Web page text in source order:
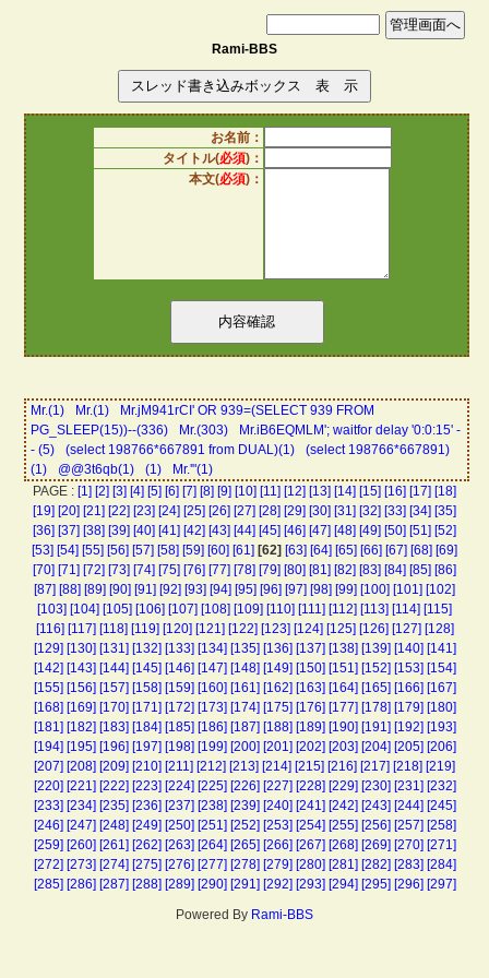
Rami-BBS
お名前：
タイトル(必須)：
本文(必須)：
Mr.(1) Mr.(1)
Mr.jM941rCI' OR 939=(SELECT 939 FROM
PG_SLEEP(15))--(336)
Mr.(303)
Mr.iB6EQMLM'; waitfor delay '0:0:15' -
- (5)
(select 198766*667891 from DUAL)(1)
(select 198766*667891)
(1)
@@3t6qb(1) (1)
Mr.'"(1)
PAGE : [1] [2] [3] [4] [5] [6] [7] [8] [9] [10] [11] [12] [13] [14] [15] [16] [17] [18]
[19] [20] [21] [22] [23] [24] [25] [26] [27] [28] [29] [30] [31] [32] [33] [34] [35]
[36] [37] [38] [39] [40] [41] [42] [43] [44] [45] [46] [47] [48] [49] [50] [51] [52]
[53] [54] [55] [56] [57] [58] [59] [60] [61] [62] [63] [64] [65] [66] [67] [68] [69]
[70] [71] [72] [73] [74] [75] [76] [77] [78] [79] [80] [81] [82] [83] [84] [85] [86]
[87] [88] [89] [90] [91] [92] [93] [94] [95] [96] [97] [98] [99] [100] [101] [102]
[103] [104] [105] [106] [107] [108] [109] [110] [111] [112] [113] [114] [115]
[116] [117] [118] [119] [120] [121] [122] [123] [124] [125] [126] [127] [128]
[129] [130] [131] [132] [133] [134] [135] [136] [137] [138] [139] [140] [141]
[142] [143] [144] [145] [146] [147] [148] [149] [150] [151] [152] [153] [154]
[155] [156] [157] [158] [159] [160] [161] [162] [163] [164] [165] [166] [167]
[168] [169] [170] [171] [172] [173] [174] [175] [176] [177] [178] [179] [180]
[181] [182] [183] [184] [185] [186] [187] [188] [189] [190] [191] [192] [193]
[194] [195] [196] [197] [198] [199] [200] [201] [202] [203] [204] [205] [206]
[207] [208] [209] [210] [211] [212] [213] [214] [215] [216] [217] [218] [219]
[220] [221] [222] [223] [224] [225] [226] [227] [228] [229] [230] [231] [232]
[233] [234] [235] [236] [237] [238] [239] [240] [241] [242] [243] [244] [245]
[246] [247] [248] [249] [250] [251] [252] [253] [254] [255] [256] [257] [258]
[259] [260] [261] [262] [263] [264] [265] [266] [267] [268] [269] [270] [271]
[272] [273] [274] [275] [276] [277] [278] [279] [280] [281] [282] [283] [284]
[285] [286] [287] [288] [289] [290] [291] [292] [293] [294] [295] [296] [297]
Powered By Rami-BBS